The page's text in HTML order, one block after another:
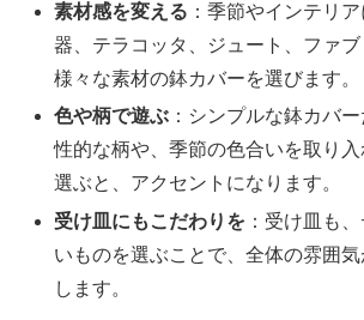
素材感を変える ：季節やインテリ
器、テラコッタ、ジュート、ファブ
様々な素材の鉢カバーを選びます。
色や柄で遊ぶ ：シンプルな鉢カバ
性的な柄や、季節の色合いを取り
選ぶと、アクセントになります。
受け皿にもこだわりを ：受け皿も
いものを選ぶことで、全体の雰囲
します。